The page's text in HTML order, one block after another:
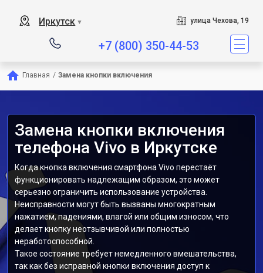
Иркутск ▼ улица Чехова, 19
+7 (800) 350-44-53
Главная / Замена кнопки включения
Замена кнопки включения
телефона Vivo в Иркутске
Когда кнопка включения смартфона Vivo перестаёт
функционировать надлежащим образом, это может
серьезно ограничить использование устройства.
Неисправности могут быть вызваны многократным
нажатием, падениями, влагой или общим износом, что
делает кнопку неотзывчивой или полностью
неработоспособной.
Такое состояние требует немедленного вмешательства,
так как без исправной кнопки включения доступ к